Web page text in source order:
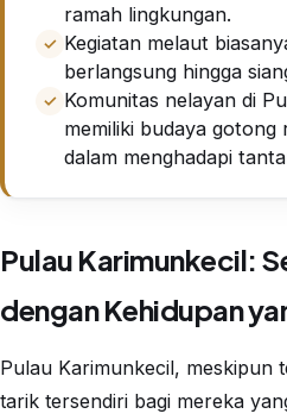
ramah lingkungan.
Kegiatan melaut
berlangsung hingga
Komunitas nelayan di
memiliki budaya
dalam menghadapi
Pulau Karimunkecil:
dengan Kehidupan
Pulau Karimunkecil, meskipun
tarik tersendiri bagi mereka